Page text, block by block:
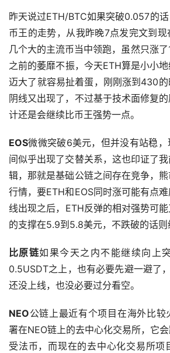
昨天说过ETH/BTC如果突破0.057的话
币王的走势，从我昨晚7点发完文到
几个大的主流币当中领跑，虽然只涨
之前的萎靡不振，今天ETH算是小小
迈大了就容易扯着蛋，刚刚涨到430
阴线又出现了，不过基于技术面修复
计还是会继续比币王强势一点。
EOS微微突破6美元，但并没有站稳，
间似乎出现了交替关系，这也印证了
辑，那就是基础公链之间存在竞争，
行情，要ETH和EOS同时涨可能有点
线出现之后，ETH反弹的相对强势可
的支撑在5.9到5.8美元，不跌破的话则
比原链如果今天之内不能继续向上
0.5USDT之上，也有必要先避一避了
还没上线，也没必要过分看空。
NEO公链上最近有个项目在海外比较
署在NEO链上的去中心化交易所，它
受法币，而现在的去中心化交易所项